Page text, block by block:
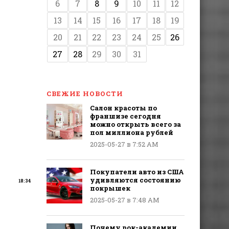
18:34
6 7 8 9 10 11
12
13
14 15 16 17 18
19
20
21 22 23 24 25
26
27
28 29 30 31
СВЕЖИЕ НОВОСТИ
Салон красоты по
франшизе сегодня
можно открыть всего за
пол миллиона рублей
2025-05-27 в 7:52 AM
Покупатели авто из США
удивляются состоянию
покрышек
2025-05-27 в 7:48 AM